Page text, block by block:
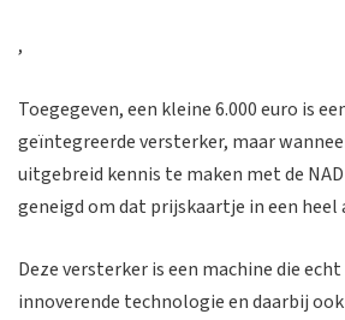
,
Toegegeven, een kleine 6.000 euro is
geïntegreerde versterker, maar
uitgebreid kennis te maken met de
geneigd om dat prijskaartje in een heel
Deze versterker is een machine die
innoverende technologie en daarbij